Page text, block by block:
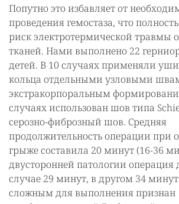
Попутно это избавляет от
проведения гемостаза, что
риск электротермической
тканей. Нами выполнено 22
детей. В 10 случаях применяли
кольца отдельными узловыми
экстракорпоральным
случаях использован шов типа
серозно-фиброзный шов. Средняя
продолжительность операции при
грыже составила 20 минут (16-36
двусторонней патологии операция
случае 29 минут, в другом 34
сложным для выполнения признан